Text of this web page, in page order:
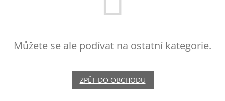
Můžete se ale podívat na ostatní kategorie.
ZPĚT DO OBCHODU